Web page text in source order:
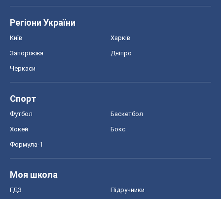
Регіони України
Київ Харків
Запоріжжя Дніпро
Черкаси
Спорт
Футбол Баскетбол
Хокей Бокс
Формула-1
Моя школа
ГДЗ Підручники